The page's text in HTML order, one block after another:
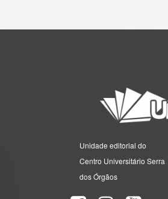
Unidade editorial do
Centro Universitário Serra
dos Órgãos